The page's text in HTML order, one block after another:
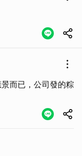
而已，公司發的粽